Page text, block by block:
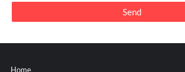
Home